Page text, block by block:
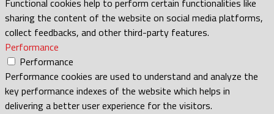
Functional cookies help to perform certain functionalities like
sharing the content of the website on social media platforms,
collect feedbacks, and other third-party features.
Performance
Performance
Performance cookies are used to understand and analyze the
key performance indexes of the website which helps in
delivering a better user experience for the visitors.